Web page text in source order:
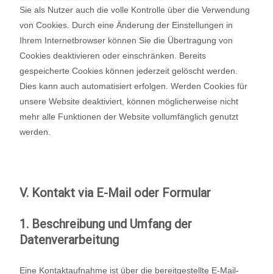
Sie als Nutzer auch die volle Kontrolle über die Verwendung
von Cookies. Durch eine Änderung der Einstellungen in
Ihrem Internetbrowser können Sie die Übertragung von
Cookies deaktivieren oder einschränken. Bereits
gespeicherte Cookies können jederzeit gelöscht werden.
Dies kann auch automatisiert erfolgen. Werden Cookies für
unsere Website deaktiviert, können möglicherweise nicht
mehr alle Funktionen der Website vollumfänglich genutzt
werden.
V. Kontakt via E-Mail oder Formular
1. Beschreibung und Umfang der
Datenverarbeitung
Eine Kontaktaufnahme ist über die bereitgestellte E-Mail-